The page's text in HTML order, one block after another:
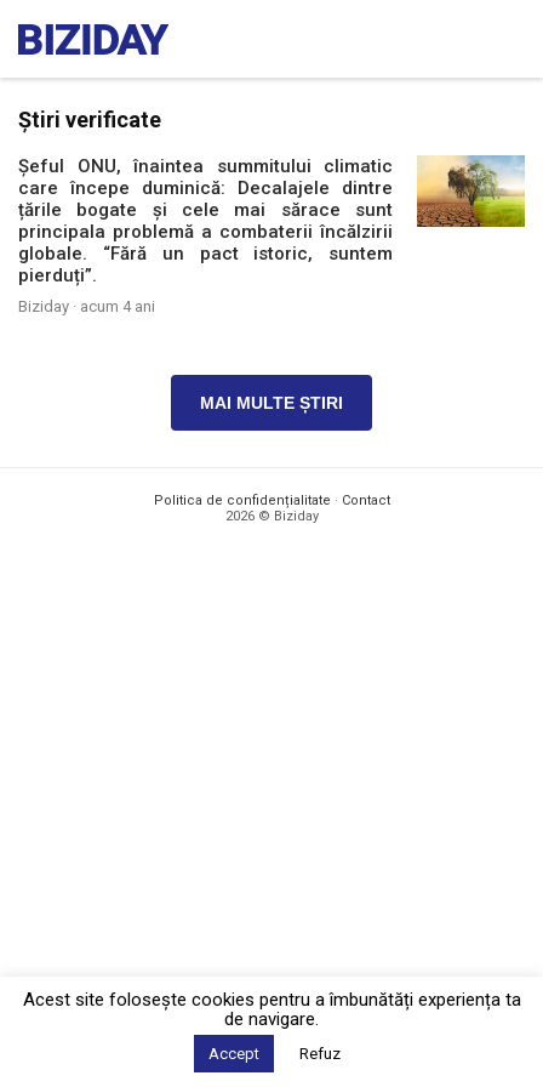
Știri verificate
Șeful ONU, înaintea summitului climatic
care începe duminică: Decalajele dintre
țările bogate și cele mai sărace sunt
principala problemă a combaterii încălzirii
globale. “Fără un pact istoric, suntem
pierduți”.
Biziday · acum 4 ani
MAI MULTE ȘTIRI
Politica de confidențialitate · Contact
2026 © Biziday
Acest site foloseşte cookies pentru a îmbunătăți experiența ta
de navigare.
Accept Refuz